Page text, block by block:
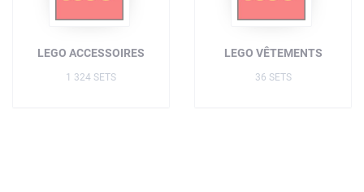
LEGO ACCESSOIRES
1 324 SETS
LEGO VÊTEMENTS
36 SETS